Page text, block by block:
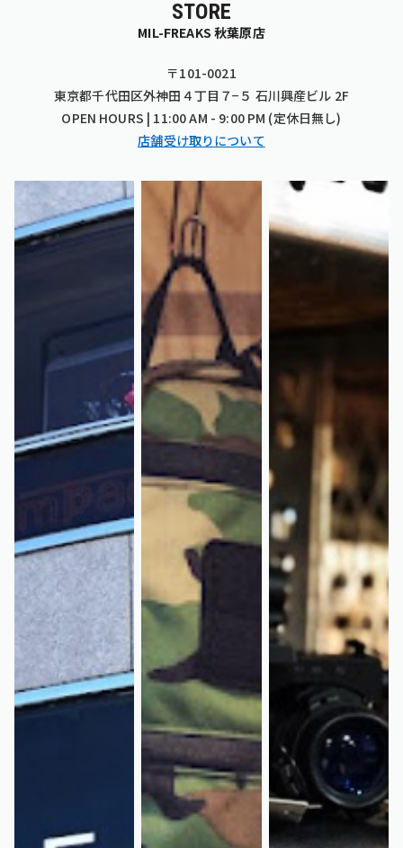
STORE
MIL-FREAKS 秋葉原店
〒101-0021
東京都千代田区外神田４丁目７−５ 石川興産ビル 2F
OPEN HOURS | 11:00 AM - 9:00 PM (定休日無し)
店舗受け取りについて